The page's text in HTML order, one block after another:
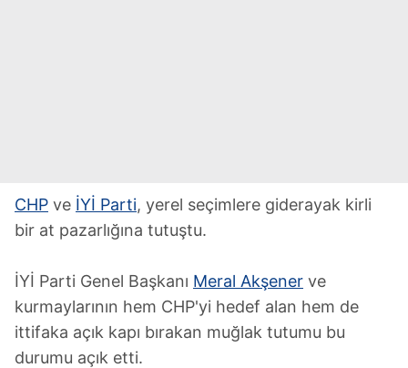
CHP ve İYİ Parti, yerel seçimlere giderayak kirli
bir at pazarlığına tutuştu.
İYİ Parti Genel Başkanı Meral Akşener ve
kurmaylarının hem CHP'yi hedef alan hem de
ittifaka açık kapı bırakan muğlak tutumu bu
durumu açık etti.